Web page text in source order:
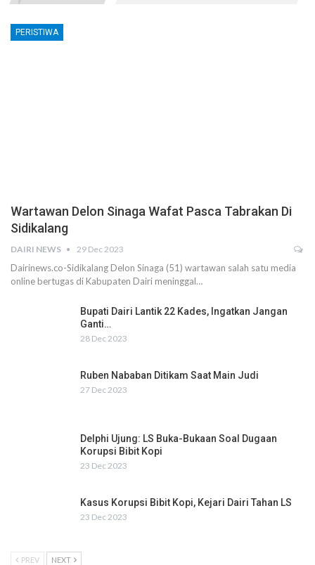
PERISTIWA
Wartawan Delon Sinaga Wafat Pasca Tabrakan Di
Sidikalang
DAIRI NEWS 29 Dec 2023
Dairinews.co-Sidikalang Delon Sinaga (51) wartawan salah satu media
online bertugas di Kabupaten Dairi meninggal…
Bupati Dairi Lantik 22 Kades, Ingatkan Jangan
Ganti…
28 Dec 2023
Ruben Nababan Ditikam Saat Main Judi
27 Dec 2023
Delphi Ujung: LS Buka-Bukaan Soal Dugaan
Korupsi Bibit Kopi
23 Dec 2023
Kasus Korupsi Bibit Kopi, Kejari Dairi Tahan LS
23 Dec 2023
PREV NEXT